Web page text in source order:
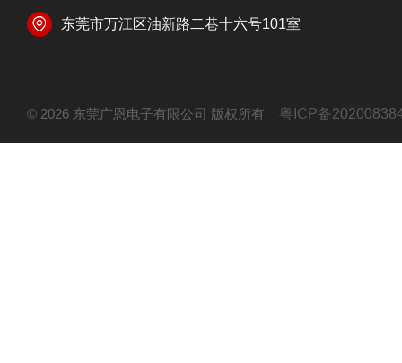
东莞市万江区油新路二巷十六号101室
© 2026 东莞广恩电子有限公司 版权所有 粤ICP备